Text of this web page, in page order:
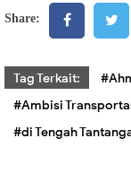
Share:
Tag Terkait:
#Ambisi
#di Tengah